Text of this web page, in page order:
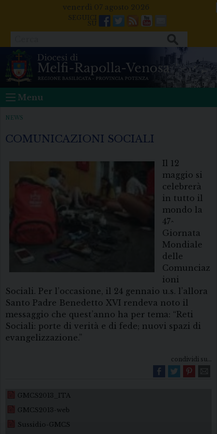
venerdì 07 agosto 2026
Facebook
Twitter
FeedsYoutube
Mail
Menu
NEWS
COMUNICAZIONI SOCIALI
Il 12
maggio si
celebrerà
in tutto il
mondo la
47^
Giornata
Mondiale
delle
Comunciaz
ioni
Sociali. Per l’occasione, il 24 gennaio u.s. l’allora
Santo Padre Benedetto XVI rendeva noto il
messaggio che quest’anno ha per tema: “Reti
Sociali: porte di verità e di fede; nuovi spazi di
evangelizzazione.”
condividi su...
GMCS2013_ITA
GMCS2013-web
Sussidio-GMCS